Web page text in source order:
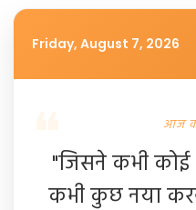
Friday, August 7, 2026
आज
"जिसने कभी
कभी कुछ नया